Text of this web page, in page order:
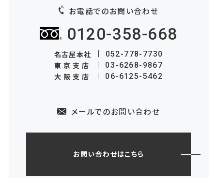
お電話でのお問い合わせ
0120-358-668
名古屋本社 052-778-7730
東京支店 03-6268-9867
大阪支店 06-6125-5462
メールでのお問い合わせ
お問い合わせはこちら